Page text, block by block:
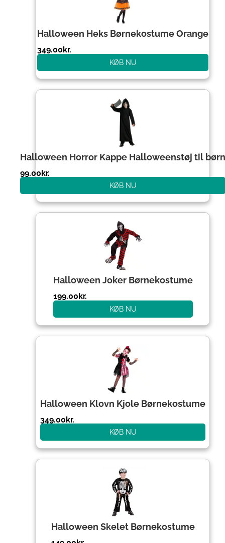
Halloween Heks Børnekostume Orange
349.00kr.
KØB NU
Halloween Horror Kappe Halloweenstøj til
99.00kr.
KØB NU
Halloween Joker Børnekostume
199.00kr.
KØB NU
Halloween Klovn Kjole Børnekostume
349.00kr.
KØB NU
Halloween Skelet Børnekostume